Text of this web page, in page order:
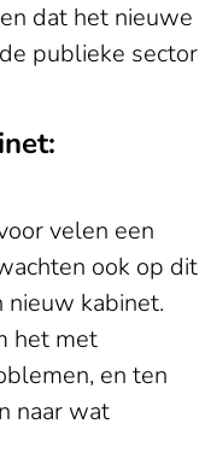
dat het nieuwe
publieke sector
velen een
ook op dit
kabinet.
het met
en ten
naar wat